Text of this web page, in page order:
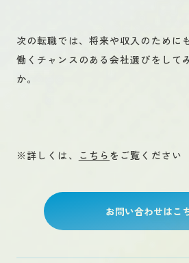
次の転職では、将来や収入のために
働くチャンスのある会社選びをして
か。
※ 詳しくは、 こちら をご覧ください
お問い合わせはこ